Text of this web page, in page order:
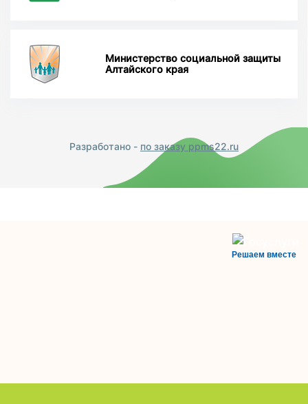
Министерство социальной защиты
Алтайского края
Разработано - по заказу ppms22.ru
Решаем вместе